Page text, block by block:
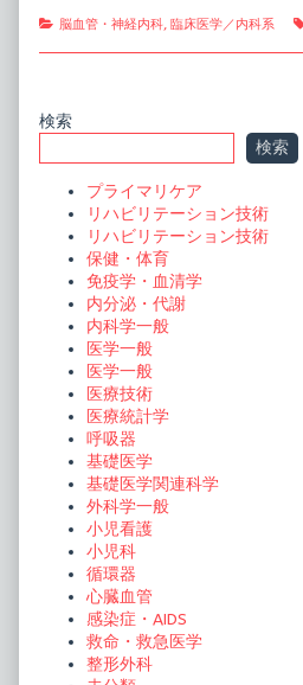
Categories
脳血管・神経内科, 臨床医学／内科系
Primary
Sidebar
検索
検索
プライマリケア
リハビリテーション技術
リハビリテーション技術
保健・体育
免疫学・血清学
内分泌・代謝
内科学一般
医学一般
医学一般
医療技術
医療統計学
呼吸器
基礎医学
基礎医学関連科学
外科学一般
小児看護
小児科
循環器
心臓血管
感染症・AIDS
救命・救急医学
整形外科